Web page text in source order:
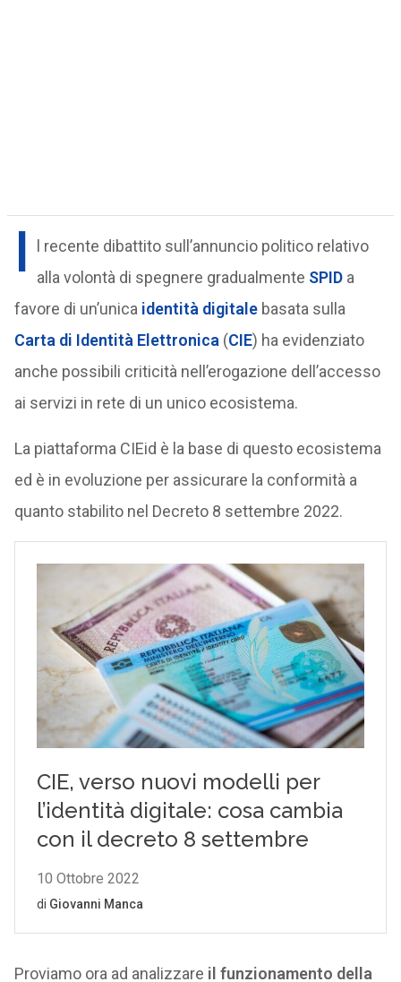
I
l recente dibattito sull’annuncio politico relativo
alla volontà di spegnere gradualmente SPID a
favore di un’unica identità digitalebasata sulla
Carta di Identità Elettronica (CIE) ha evidenziato
anche possibili criticità nell’erogazione dell’accesso
ai servizi in rete di un unico ecosistema.
La piattaforma CIEid è la base di questo ecosistema
ed è in evoluzione per assicurare la conformità a
quanto stabilito nel Decreto 8 settembre 2022.
Proviamo ora ad analizzare il funzionamento della